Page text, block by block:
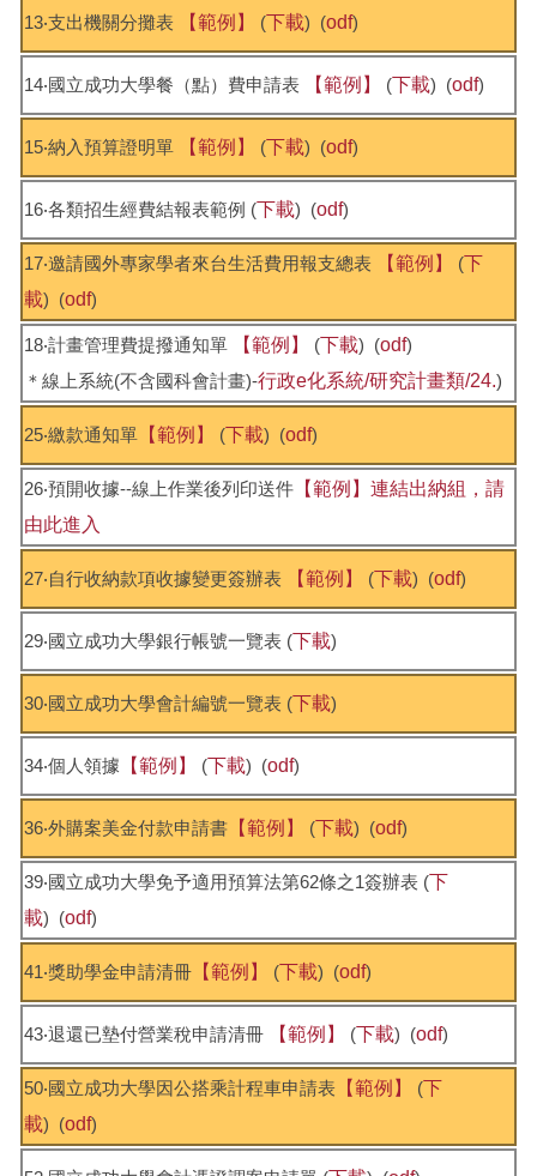
13‧支出機關分攤表 【範例】 (下載) (odf)
14‧國立成功大學餐（點）費申請表 【範例】 (下載) (odf)
15‧納入預算證明單 【範例】 (下載) (odf)
16‧各類招生經費結報表範例 (下載) (odf)
17‧邀請國外專家學者來台生活費用報支總表 【範例】 (下
載) (odf)
18‧計畫管理費提撥通知單 【範例】 (下載) (odf)
＊線上系統(不含國科會計畫)-行政e化系統/研究計畫類/24.)
25‧繳款通知單 【範例】 (下載) (odf)
26‧預開收據--線上作業後列印送件 【範例】 連結出納組，請
由此進入
27‧自行收納款項收據變更簽辦表 【範例】 (下載) (odf)
29‧國立成功大學銀行帳號一覽表 (下載)
30‧國立成功大學會計編號一覽表 (下載)
34‧個人領據 【範例】 (下載) (odf)
36‧外購案美金付款申請書 【範例】 (下載) (odf)
39‧國立成功大學免予適用預算法第62條之1簽辦表 (下
載) (odf)
41‧獎助學金申請清冊 【範例】 (下載) (odf)
43‧退還已墊付營業稅申請清冊 【範例】 (下載) (odf)
50‧國立成功大學因公搭乘計程車申請表 【範例】 (下
載) (odf)